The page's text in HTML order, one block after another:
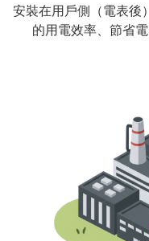
安裝在用戶側（電表後
的用電效率、節省